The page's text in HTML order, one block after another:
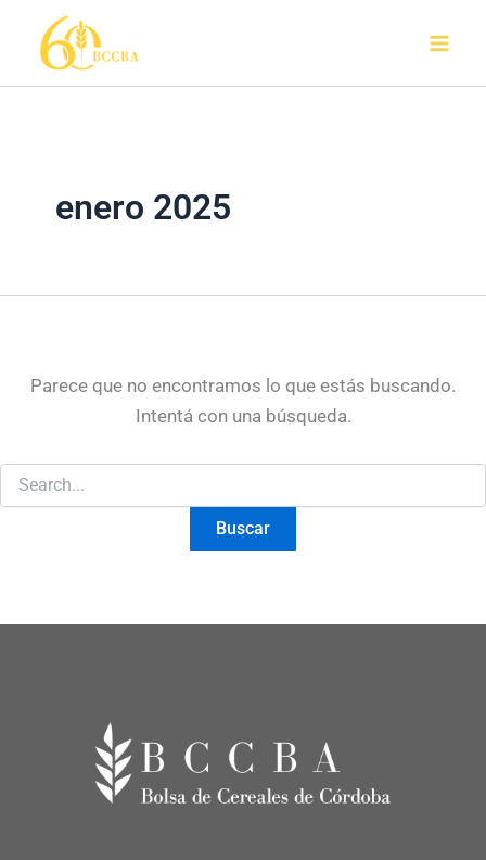
contenido
enero 2025
Parece que no encontramos lo que estás buscando.
Intentá con una búsqueda.